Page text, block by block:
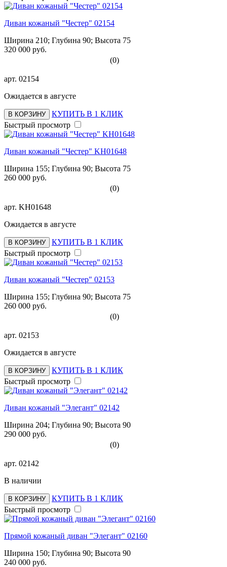
Диван кожаный "Честер" 02154
Ширина 210; Глубина 90; Высота 75
320 000 руб.
(0)
арт. 02154
Ожидается в августе
В КОРЗИНУ
КУПИТЬ В 1 КЛИК
Быстрый просмотр
Диван кожаный "Честер" KH01648
Ширина 155; Глубина 90; Высота 75
260 000 руб.
(0)
арт. KH01648
Ожидается в августе
В КОРЗИНУ
КУПИТЬ В 1 КЛИК
Быстрый просмотр
Диван кожаный "Честер" 02153
Ширина 155; Глубина 90; Высота 75
260 000 руб.
(0)
арт. 02153
Ожидается в августе
В КОРЗИНУ
КУПИТЬ В 1 КЛИК
Быстрый просмотр
Диван кожаный "Элегант" 02142
Ширина 204; Глубина 90; Высота 90
290 000 руб.
(0)
арт. 02142
В наличии
В КОРЗИНУ
КУПИТЬ В 1 КЛИК
Быстрый просмотр
Прямой кожаный диван "Элегант" 02160
Ширина 150; Глубина 90; Высота 90
240 000 руб.